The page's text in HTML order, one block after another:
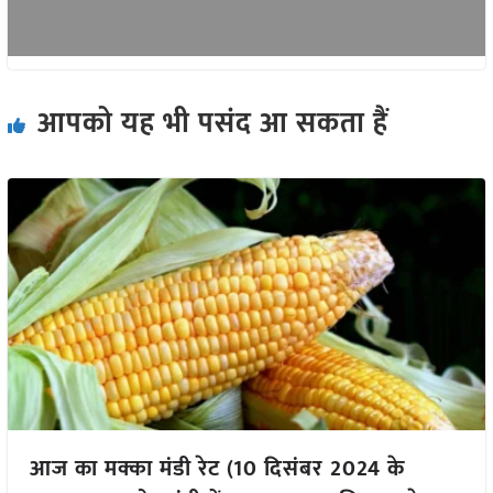
आपको यह भी पसंद आ सकता हैं
आज का मक्का मंडी रेट (10 दिसंबर 2024 के